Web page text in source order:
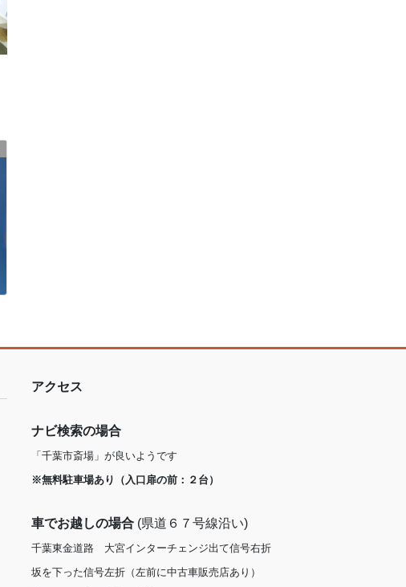
アクセス
ナビ検索の場合
「千葉市斎場」が良いようです
※無料駐車場あり（入口扉の前：２台）
車でお越しの場合 (県道６７号線沿い)
千葉東金道路 大宮インターチェンジ出て信号右折
坂を下った信号左折（左前に中古車販売店あり）